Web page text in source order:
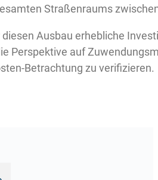
Straßenraums
Ausbau erhebliche
Perspektive auf
Betrachtung zu verifizieren.